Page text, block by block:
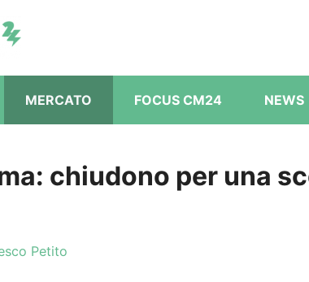
MERCATO FOCUS CM24 NEWS
chiudono per una
Petito